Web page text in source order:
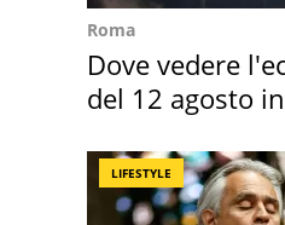
Roma
Dove vedere
del 12 agosto
LIFESTYLE